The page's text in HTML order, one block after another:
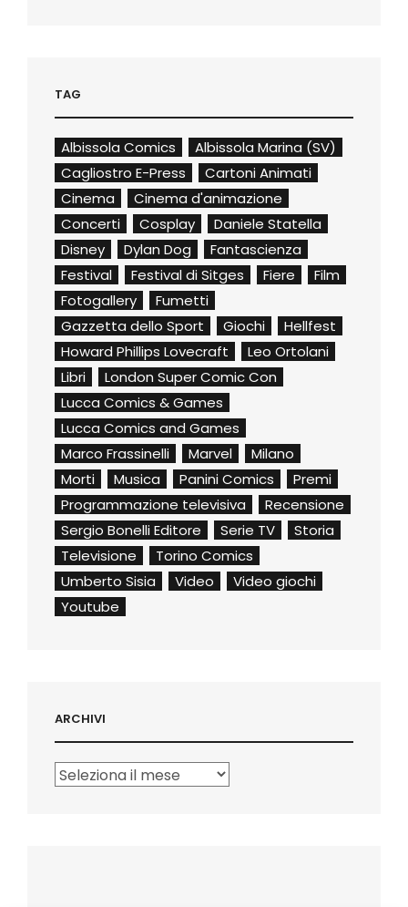
TAG
Albissola Comics
Albissola Marina (SV)
Cagliostro E-Press
Cartoni Animati
Cinema
Cinema d'animazione
Concerti
Cosplay
Daniele Statella
Disney
Dylan Dog
Fantascienza
Festival
Festival di Sitges Fiere
Film
Fotogallery
Fumetti
Gazzetta dello Sport
Giochi
Hellfest
Howard Phillips Lovecraft
Leo Ortolani
Libri
London Super Comic Con
Lucca Comics & Games
Lucca Comics and Games
Marco Frassinelli
Marvel
Milano
Morti
Musica Panini Comics
Premi
Programmazione televisiva
Recensione
Sergio Bonelli Editore
Serie TV
Storia
Televisione
Torino Comics
Umberto Sisia
Video
Video giochi
Youtube
ARCHIVI
Archivi